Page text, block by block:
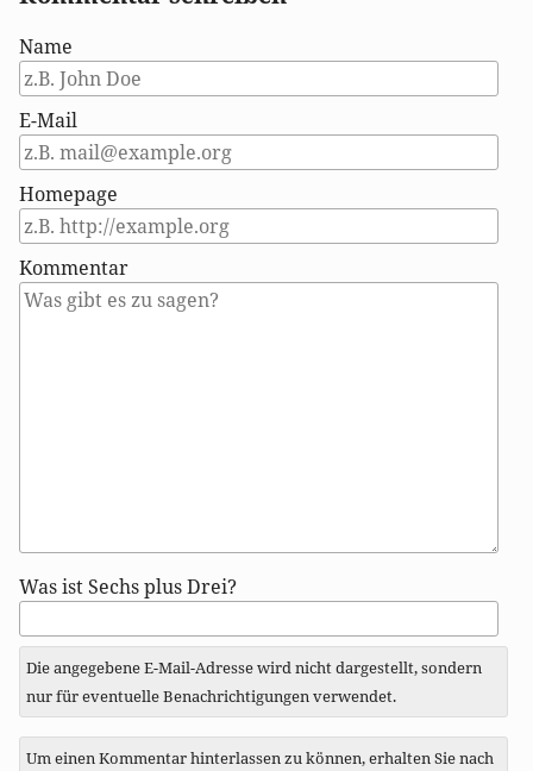
Name
E-Mail
Homepage
Kommentar
Antwort
Was ist Sechs plus Drei?
Die angegebene E-Mail-Adresse wird nicht dargestellt, sondern
nur für eventuelle Benachrichtigungen verwendet.
Um einen Kommentar hinterlassen zu können, erhalten Sie nach